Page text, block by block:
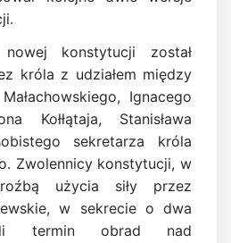
konstytucji został
króla z udziałem między
Ignacego
Kołłątaja, Stanisława
sekretarza króla
Zwolennicy konstytucji, w
użycia siły przez
w sekrecie o dwa
termin obrad nad